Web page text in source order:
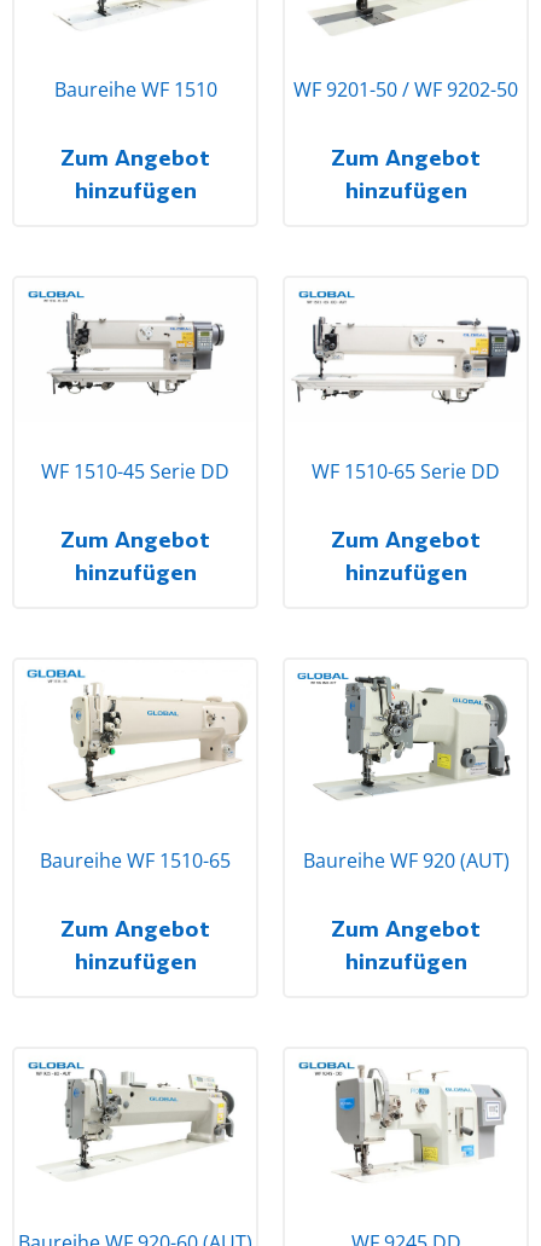
Baureihe WF 1510
Zum Angebot
hinzufügen
WF 9201-50 / WF 9202-50
Zum Angebot
hinzufügen
WF 1510-45 Serie DD
Zum Angebot
hinzufügen
WF 1510-65 Serie DD
Zum Angebot
hinzufügen
Baureihe WF 1510-65
Zum Angebot
hinzufügen
Baureihe WF 920 (AUT)
Zum Angebot
hinzufügen